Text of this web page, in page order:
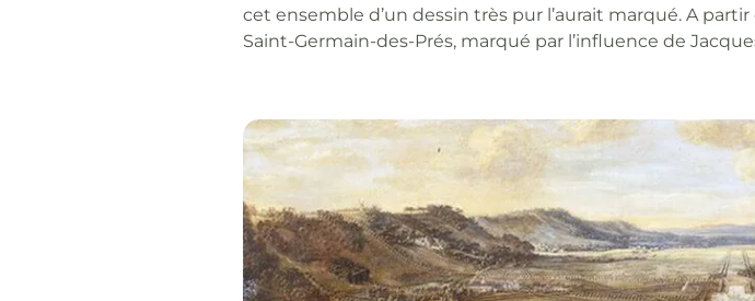
cet ensemble d’un dessin très pur l’aurait marqué. A
Saint-Germain-des-Prés, marqué par l’influence de